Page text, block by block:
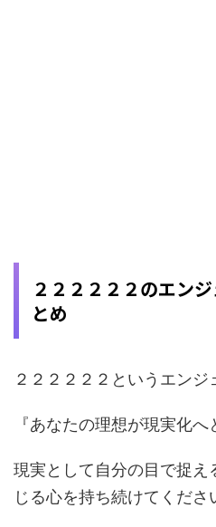
２２２２２２のエン
とめ
２２２２２２というエンジ
『あなたの理想が現実化へ
現実として自分の目で捉
じる心を持ち続けてくださ